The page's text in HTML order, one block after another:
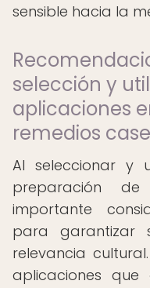
sensible hacia la
selección y
aplicaciones
remedios
Al seleccionar y
preparación
importante
para garantizar
relevancia
aplicaciones que